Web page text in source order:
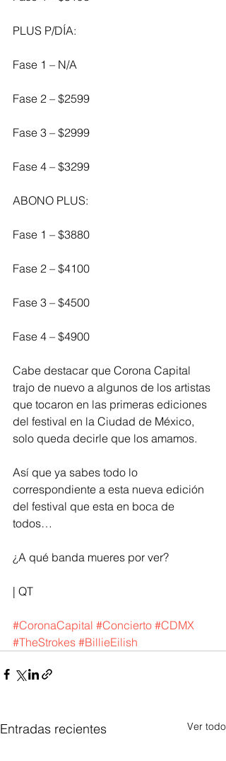
PLUS P/DÍA:
Fase 1 – N/A
Fase 2 – $2599
Fase 3 – $2999
Fase 4 – $3299
ABONO PLUS:
Fase 1 – $3880
Fase 2 – $4100
Fase 3 – $4500
Fase 4 – $4900
Cabe destacar que Corona Capital
trajo de nuevo a algunos de los artistas
que tocaron en las primeras ediciones
del festival en la Ciudad de México,
solo queda decirle que los amamos.
Así que ya sabes todo lo
correspondiente a esta nueva edición
del festival que esta en boca de
todos…
¿A qué banda mueres por ver?
| QT
#CoronaCapital #Concierto #CDMX
#TheStrokes #BillieEilish
Entradas recientes Ver todo